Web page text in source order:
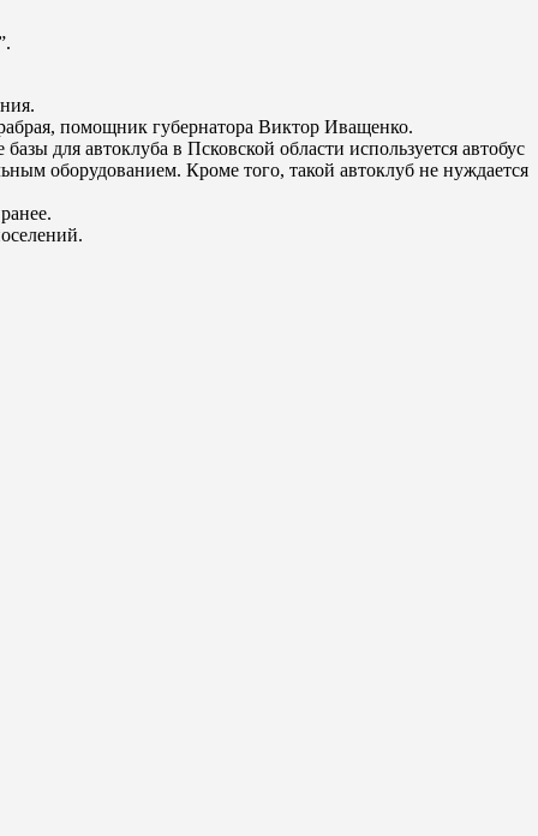
помощник губернатора Виктор Иващенко.
для автоклуба в Псковской области используется автобус
оборудованием. Кроме того, такой автоклуб не нуждается